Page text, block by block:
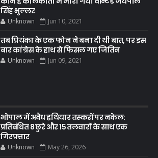
सिंह भुल्लर
Unknown Jun 10, 2021
तब प्रियंका के एक फोन ने बना दी थी बात, पर इस
बार कांग्रेस के हाथ से फिसल गए जितिन
Unknown Jun 09, 2021
भोपाल में अवैध हथियार तस्करों पर नकेल:
प्रतिबंधित 8 छुरे और 15 तलवारों के साथ एक
गिरफ़्तार
Unknown May 26, 2026